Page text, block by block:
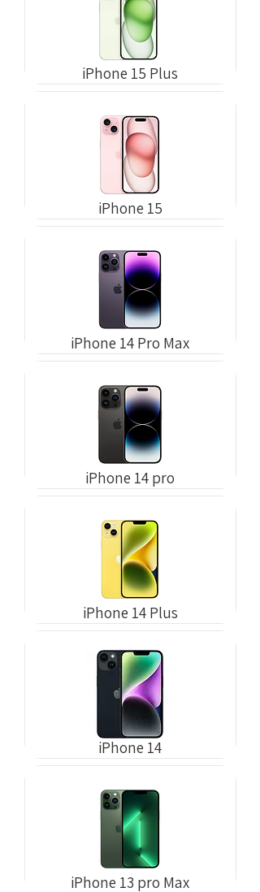
iPhone 15 Plus
iPhone 15
iPhone 14 Pro Max
iPhone 14 pro
iPhone 14 Plus
iPhone 14
iPhone 13 pro Max